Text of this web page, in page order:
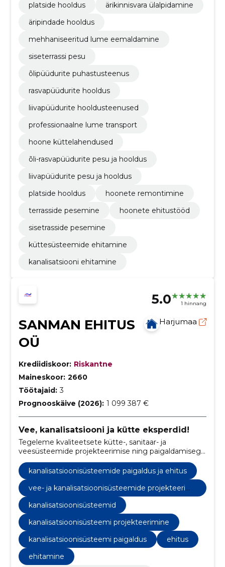
platside hooldus
ärikinnisvara ülalpidamine
äripindade hooldus
mehhaniseeritud lume eemaldamine
siseterrassi pesu
õlipüüdurite puhastusteenus
rasvapüüdurite hooldus
liivapüüdurite hooldusteenused
professionaalne lume transport
hoone küttelahendused
õli-rasvapüüdurite pesu ja hooldus
liivapüüdurite pesu ja hooldus
platside hooldus
hoonete remontimine
terrasside pesemine
hoonete ehitustööd
sisetrasside pesemine
küttesüsteemide ehitamine
kanalisatsiooni ehitamine
5.0 1 hinnang
SANMAN EHITUS
OÜ
Harjumaa
Krediidiskoor: Riskantne
Maineskoor: 2660
Töötajaid: 3
Prognooskäive (2026): 1 099 387 €
Vee, kanalisatsiooni ja kütte eksperdid!
Tegeleme kvaliteetsete kütte-, sanitaar- ja
veesüsteemide projekteerimise ning paigaldamisega,
pakkudes usaldusväärseid lahendusi nii elu- kui
äriruumides.
kanalisatsioonisüsteemide paigaldus ja ehitus
vee- ja kanalisatsioonisüsteemide projekteerimi
kanalisatsioonisüsteemid
kanalisatsioonisüsteemi projekteerimine
kanalisatsioonisüsteemi paigaldus
ehitus
ehitamine